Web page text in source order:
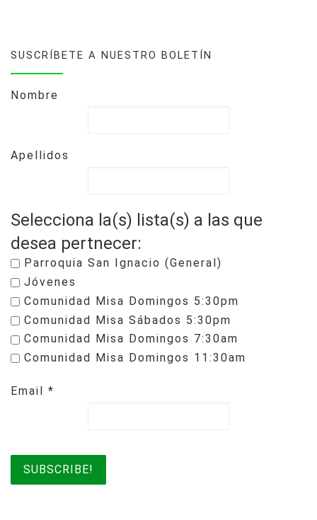
SUSCRÍBETE A NUESTRO BOLETÍN
Nombre
Apellidos
Selecciona la(s) lista(s) a las que
desea pertnecer:
Parroquia San Ignacio (General)
Jóvenes
Comunidad Misa Domingos 5:30pm
Comunidad Misa Sábados 5:30pm
Comunidad Misa Domingos 7:30am
Comunidad Misa Domingos 11:30am
Email *